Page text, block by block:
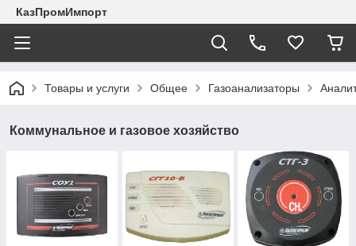
КазПромИмпорт
Товары и услуги Общее Газоанализаторы
Коммунальное и газовое хозяйство